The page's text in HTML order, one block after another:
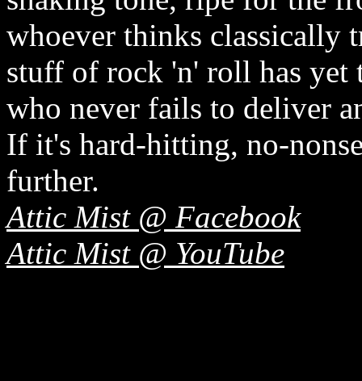
whoever thinks classically
stuff of rock 'n' roll has yet
who never fails to deliver
If it's hard-hitting, no-
further.
Attic Mist @ Facebook
Attic Mist @ YouTube